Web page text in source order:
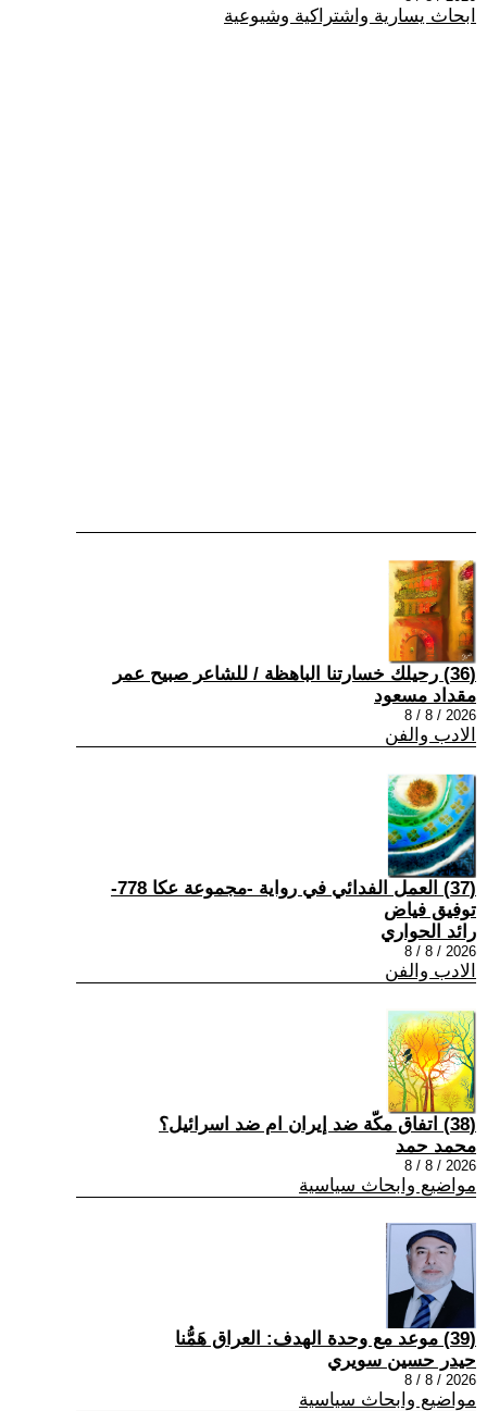
ابحاث يسارية واشتراكية وشيوعية
(36) رحيلك خسارتنا الباهظة / للشاعر صبيح عمر
مقداد مسعود
2026 / 8 / 8
الادب والفن
(37) العمل الفدائي في رواية -مجموعة عكا 778-
توفيق فياض
رائد الحواري
2026 / 8 / 8
الادب والفن
(38) اتفاق مكّة ضد إيران ام ضد اسرائيل؟
محمد حمد
2026 / 8 / 8
مواضيع وابحاث سياسية
(39) موعد مع وحدة الهدف: العراق هَمُّنا
حيدر حسين سويري
2026 / 8 / 8
مواضيع وابحاث سياسية